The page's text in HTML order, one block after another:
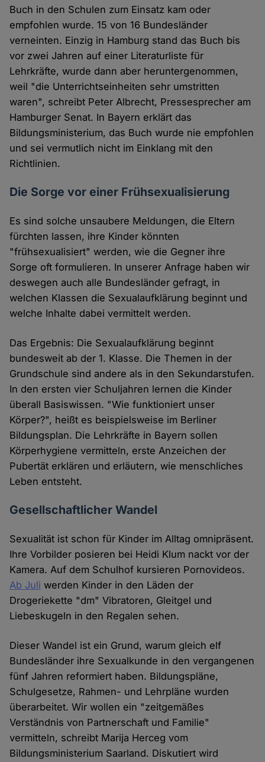
Buch in den Schulen zum Einsatz kam oder
empfohlen wurde. 15 von 16 Bundesländer
verneinten. Einzig in Hamburg stand das Buch bis
vor zwei Jahren auf einer Literaturliste für
Lehrkräfte, wurde dann aber heruntergenommen,
weil "die Unterrichtseinheiten sehr umstritten
waren", schreibt Peter Albrecht, Pressesprecher am
Hamburger Senat. In Bayern erklärt das
Bildungsministerium, das Buch wurde nie empfohlen
und sei vermutlich nicht im Einklang mit den
Richtlinien.
Die Sorge vor einer Frühsexualisierung
Es sind solche unsaubere Meldungen, die Eltern
fürchten lassen, ihre Kinder könnten
"frühsexualisiert" werden, wie die Gegner ihre
Sorge oft formulieren. In unserer Anfrage haben wir
deswegen auch alle Bundesländer gefragt, in
welchen Klassen die Sexualaufklärung beginnt und
welche Inhalte dabei vermittelt werden.
Das Ergebnis: Die Sexualaufklärung beginnt
bundesweit ab der 1. Klasse. Die Themen in der
Grundschule sind andere als in den Sekundarstufen.
In den ersten vier Schuljahren lernen die Kinder
überall Basiswissen. "Wie funktioniert unser
Körper?", heißt es beispielsweise im Berliner
Bildungsplan. Die Lehrkräfte in Bayern sollen
Körperhygiene vermitteln, erste Anzeichen der
Pubertät erklären und erläutern, wie menschliches
Leben entsteht.
Gesellschaftlicher Wandel
Sexualität ist schon für Kinder im Alltag omnipräsent.
Ihre Vorbilder posieren bei Heidi Klum nackt vor der
Kamera. Auf dem Schulhof kursieren Pornovideos.
Ab Juli werden Kinder in den Läden der
Drogeriekette "dm" Vibratoren, Gleitgel und
Liebeskugeln in den Regalen sehen.
Dieser Wandel ist ein Grund, warum gleich elf
Bundesländer ihre Sexualkunde in den vergangenen
fünf Jahren reformiert haben. Bildungspläne,
Schulgesetze, Rahmen- und Lehrpläne wurden
überarbeitet. Wir wollen ein "zeitgemäßes
Verständnis von Partnerschaft und Familie"
vermitteln, schreibt Marija Herceg vom
Bildungsministerium Saarland. Diskutiert wird